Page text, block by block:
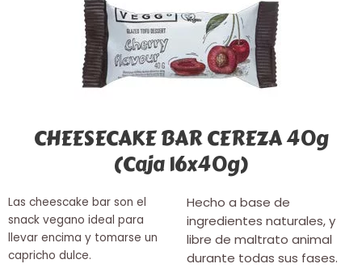
CHEESECAKE BAR CEREZA 40g
(Caja 16x40g)
Las cheescake bar son el
snack vegano ideal para
llevar encima y tomarse un
capricho dulce.
Hecho a base de
ingredientes naturales, y
libre de maltrato animal
durante todas sus fases.